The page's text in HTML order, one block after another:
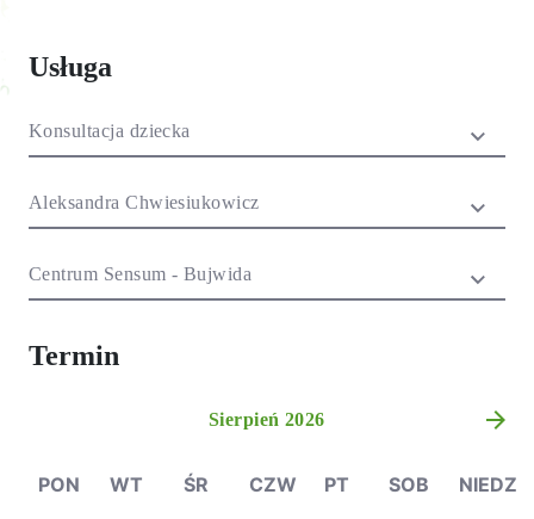
indywidualna
firm
młodzieży
Usługa
Konsultacja dziecka
Aleksandra Chwiesiukowicz
Centrum Sensum - Bujwida
Termin
Sierpień 2026 »
PON WT ŚR CZW PT SOB NIEDZ